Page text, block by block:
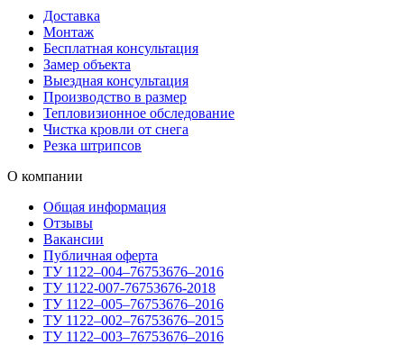
Доставка
Монтаж
Бесплатная консультация
Замер объекта
Выездная консультация
Производство в размер
Тепловизионное обследование
Чистка кровли от снега
Резка штрипсов
О компании
Общая информация
Отзывы
Вакансии
Публичная оферта
ТУ 1122–004–76753676–2016
ТУ 1122-007-76753676-2018
ТУ 1122–005–76753676–2016
ТУ 1122–002–76753676–2015
ТУ 1122–003–76753676–2016